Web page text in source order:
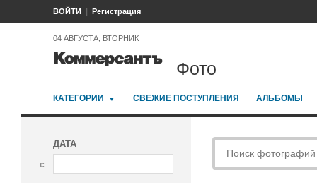
ВОЙТИ Регистрация
04 АВГУСТА, ВТОРНИК
Фото
КАТЕГОРИИ СВЕЖИЕ ПОСТУПЛЕНИЯ АЛЬБОМЫ
ДАТА
с